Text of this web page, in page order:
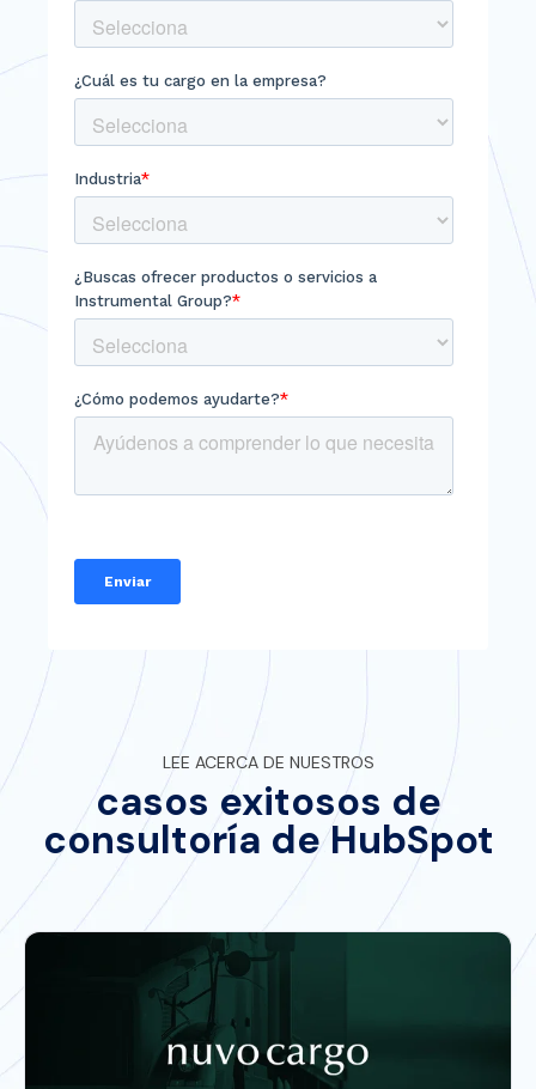
LEE ACERCA DE NUESTROS
casos exitosos de
consultoría de HubSpot